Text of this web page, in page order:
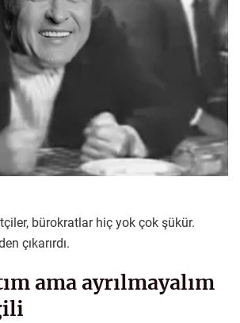
bürokratlar hiç yok çok şükür.
çıkarırdı.
ama ayrılmayalım